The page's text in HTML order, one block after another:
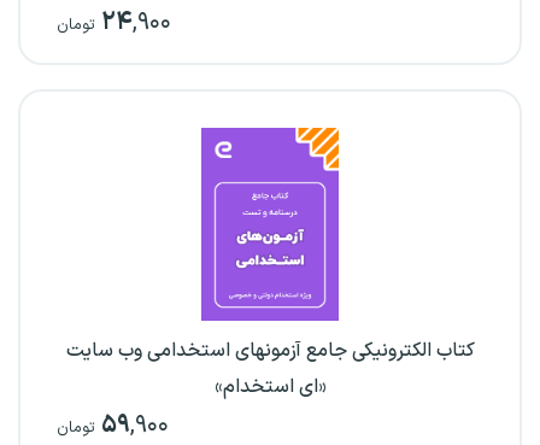
۲۴,۹۰۰ تومان
کتاب الکترونیکی جامع آزمونهای استخدامی وب سایت
«ای استخدام»
۵۹,۹۰۰ تومان